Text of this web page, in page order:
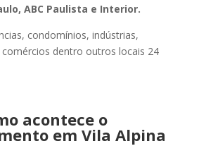
ABC Paulista e Interior.
condomínios, indústrias,
dentro outros locais 24
acontece o
em Vila Alpina